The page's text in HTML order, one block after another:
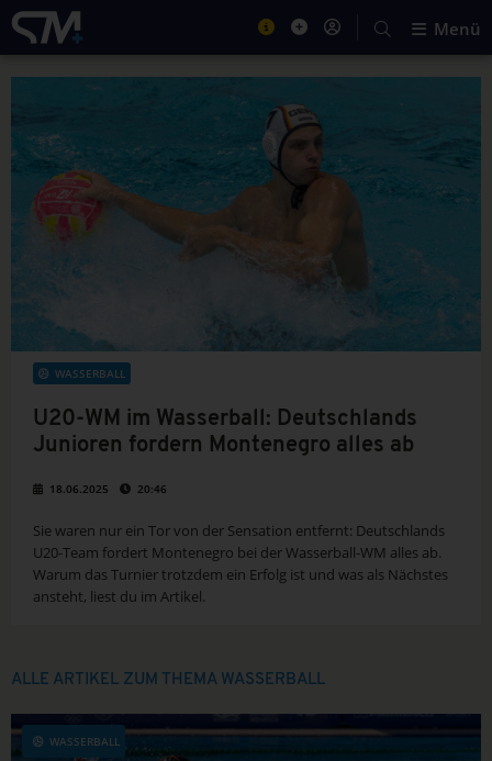
Menü
WASSERBALL
U20-WM im Wasserball: Deutschlands
Junioren fordern Montenegro alles ab
18.06.2025 20:46
Sie waren nur ein Tor von der Sensation entfernt: Deutschlands
U20-Team fordert Montenegro bei der Wasserball-WM alles ab.
Warum das Turnier trotzdem ein Erfolg ist und was als Nächstes
ansteht, liest du im Artikel.
ALLE ARTIKEL ZUM THEMA WASSERBALL
WASSERBALL